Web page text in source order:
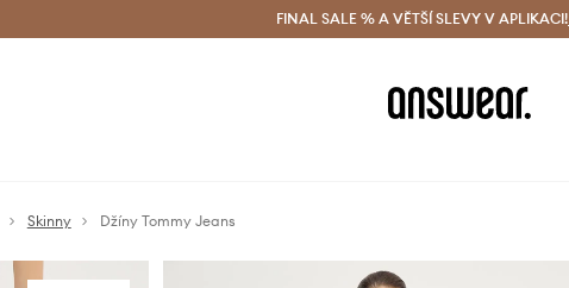
Doručení a vrácení zdarma (od 1800 Kč) Doručení i do 24 h
FINAL SALE % A VĚTŠÍ SLEVY V APLIKACI!
Skinny Džíny Tommy Jeans